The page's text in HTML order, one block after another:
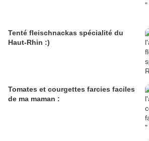
Tenté fleischnackas spécialité du
Haut-Rhin :)
Tomates et courgettes farcies faciles
de ma maman :